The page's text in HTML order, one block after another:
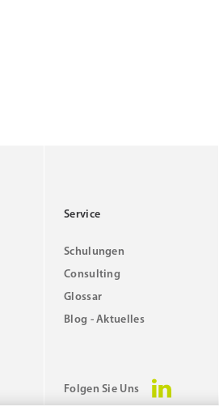
Service
Schulungen
Consulting
Glossar
Blog - Aktuelles
Folgen Sie Uns